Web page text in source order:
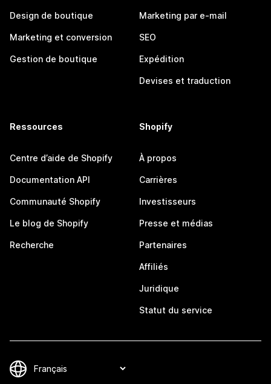
Design de boutique
Marketing et conversion
Gestion de boutique
Marketing par e-mail
SEO
Expédition
Devises et traduction
Ressources
Centre d’aide de Shopify
Documentation API
Communauté Shopify
Le blog de Shopify
Recherche
Shopify
À propos
Carrières
Investisseurs
Presse et médias
Partenaires
Affiliés
Juridique
Statut du service